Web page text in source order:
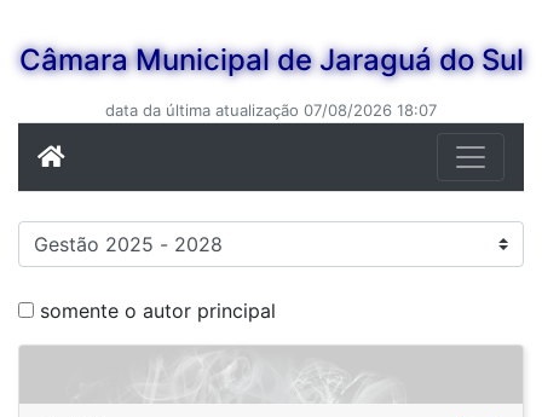
Câmara Municipal de Jaraguá do Sul
data da última atualização 07/08/2026 18:07
somente o autor principal